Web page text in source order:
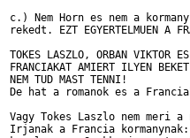
c.) Nem Horn es nem a
rekedt. EZT EGYERTELMUEN A
TOKES LASZLO, ORBAN VIKTOR
FRANCIAKAT AMIERT ILYEN
NEM TUD MAST TENNI!
De hat a romanok es a
Vagy Tokes Laszlo nem meri
Irjanak a Francia